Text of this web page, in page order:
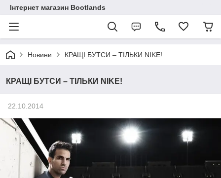
Інтернет магазин Bootlands
Новини КРАЩІ БУТСИ – ТІЛЬКИ NIKE!
КРАЩІ БУТСИ – ТІЛЬКИ NIKE!
22.10.2014